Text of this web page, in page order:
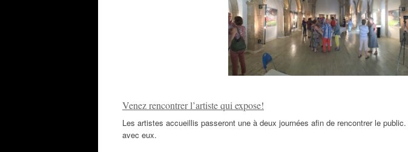
Venez rencontrer l’artiste qui expose!
Les artistes accueillis passeront une à deux journées afin de rencontrer le public.
avec eux.